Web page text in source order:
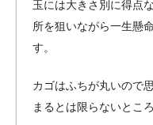
玉には大きさ別に得点
所を狙いながら一生懸
す。
カゴはふちが丸いので
まるとは限らないとこ